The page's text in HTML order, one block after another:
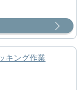
キング作業